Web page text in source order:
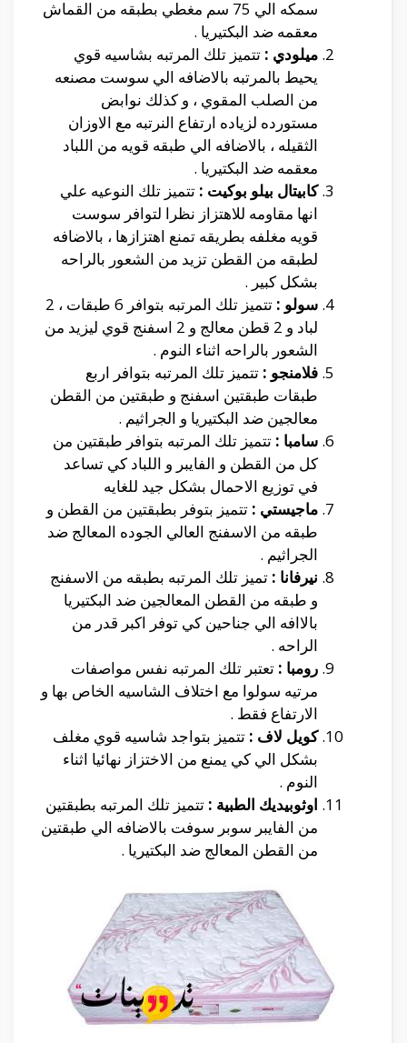
سمكه الي 75 سم مغطي بطبقه من القماش
معقمه ضد البكتيريا .
ميلودي : تتميز تلك المرتبه بشاسيه قوي
يحيط بالمرتبه بالاضافه الي سوست مصنعه
من الصلب المقوي ، و كذلك نوابض
مستورده لزياده ارتفاع النرتبه مع الاوزان
الثقيله ، بالاضافه الي طبقه قويه من اللباد
معقمه ضد البكتيريا .
كابيتال بيلو بوكيت : تتميز تلك النوعيه علي
انها مقاومه للاهتزاز نظرا لتوافر سوست
قويه مغلفه بطريقه تمنع اهتزازها ، بالاضافه
لطبقه من القطن تزيد من الشعور بالراحه
بشكل كبير .
سولو :
تتميز تلك المرتبه بتوافر 6 طبقات ، 2
لباد و 2 قطن معالج و 2 اسفنج قوي ليزيد من
الشعور بالراحه اثناء النوم .
فلامنجو : تتميز تلك المرتبه بتوافر اربع
طبقات طبقتين اسفنج و طبقتين من القطن
معالجين ضد البكتيريا و الجراثيم .
سامبا : تتميز تلك المرتبه بتوافر طبقتين من
كل من القطن و الفايبر و اللباد كي تساعد
في توزيع الاحمال بشكل جيد للغايه
ماجيستي : تتميز بتوفر بطبقتين من القطن و
طبقه من الاسفنج العالي الجوده المعالج ضد
الجراثيم .
نيرفانا : تميز تلك المرتبه بطبقه من الاسفنج
و طبقه من القطن المعالجين ضد البكتيريا
بالاافه الي جناحين كي توفر اكبر قدر من
الراحه .
رومبا : تعتبر تلك المرتبه نفس مواصفات
مرتيه سولوا مع اختلاف الشاسيه الخاص بها و
الارتفاع فقط .
كويل لاف : تتميز بتواجد شاسيه قوي مغلف
بشكل الي كي يمنع من الاختزاز نهائيا اثناء
النوم .
اوثوبيديك الطبية : تتميز تلك المرتبه بطبقتين
من الفايبر سوبر سوفت بالاضافه الي طبقتين
من القطن المعالج ضد البكتيريا .